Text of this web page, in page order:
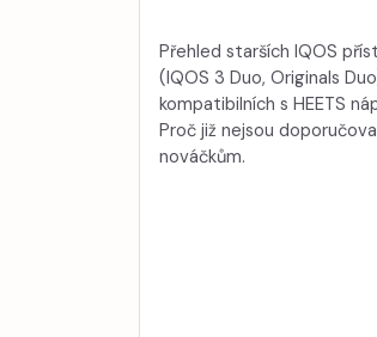
Přehled starších IQOS
(IQOS 3 Duo, Originals
kompatibilních s HEETS
Proč již nejsou
nováčkům.